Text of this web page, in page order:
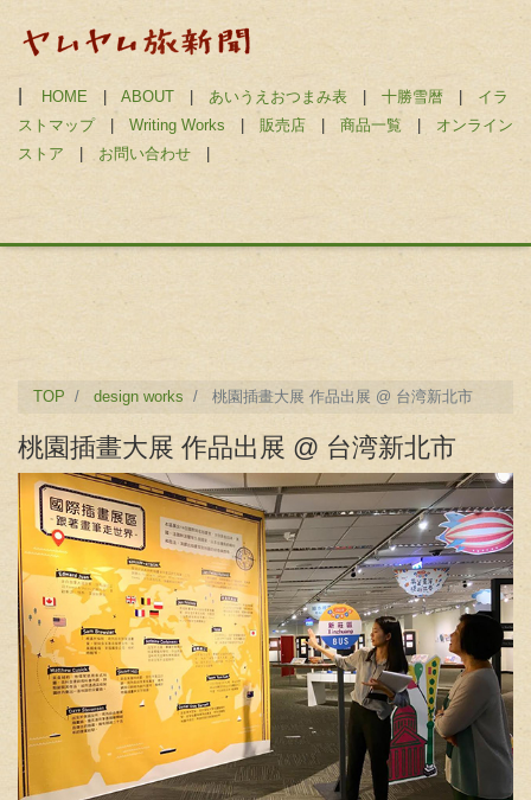
HOME | ABOUT | あいうえおつまみ表 | 十勝雪暦 | イラ
ストマップ| Writing Works | 販売店 | 商品一覧 | オンライン
ストア | お問い合わせ |
TOP design works 桃園插畫大展 作品出展 @ 台湾新北市
桃園插畫大展 作品出展 @ 台湾新北市